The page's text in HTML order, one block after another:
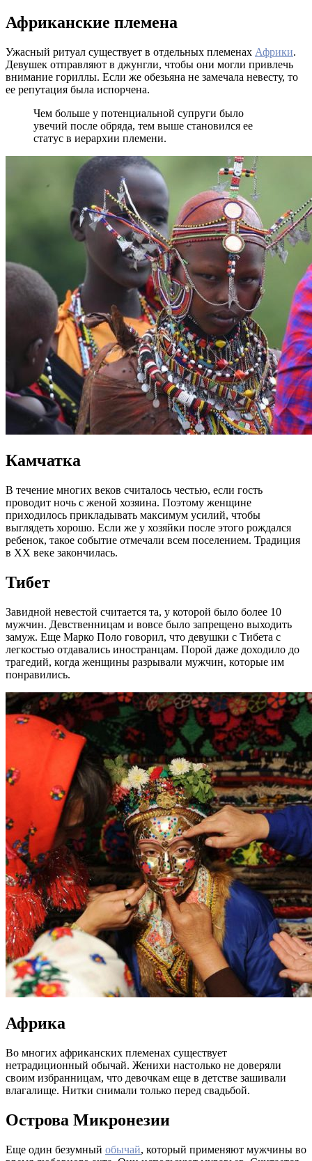
Африканские племена
Ужасный ритуал существует в отдельных племенах Африки.
Девушек отправляют в джунгли, чтобы они могли привлечь
внимание гориллы. Если же обезьяна не замечала невесту, то
ее репутация была испорчена.
Чем больше у потенциальной супруги было
увечий после обряда, тем выше становился ее
статус в иерархии племени.
Камчатка
В течение многих веков считалось честью, если гость
проводит ночь с женой хозяина. Поэтому женщине
приходилось прикладывать максимум усилий, чтобы
выглядеть хорошо. Если же у хозяйки после этого рождался
ребенок, такое событие отмечали всем поселением. Традиция
в ХХ веке закончилась.
Тибет
Завидной невестой считается та, у которой было более 10
мужчин. Девственницам и вовсе было запрещено выходить
замуж. Еще Марко Поло говорил, что девушки с Тибета с
легкостью отдавались иностранцам. Порой даже доходило до
трагедий, когда женщины разрывали мужчин, которые им
понравились.
Африка
Во многих африканских племенах существует
нетрадиционный обычай. Женихи настолько не доверяли
своим избранницам, что девочкам еще в детстве зашивали
влагалище. Нитки снимали только перед свадьбой.
Острова Микронезии
Еще один безумный обычай, который применяют мужчины во